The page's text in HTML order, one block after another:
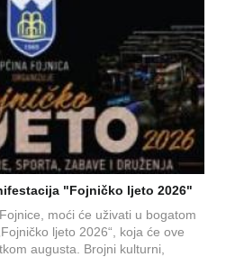
"Fojničko ljeto 2026"
moći će uživati u bogatom
ljeto 2026“, koja će ove
augusta. Brojni kulturni,